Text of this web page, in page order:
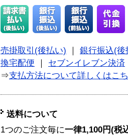
売掛取引(後払い)
銀行振込(後
換宅配便
セブンイレブン決済
⇒支払方法について詳しくはこ
送料について
1つのご注文毎に一律1,100円(税